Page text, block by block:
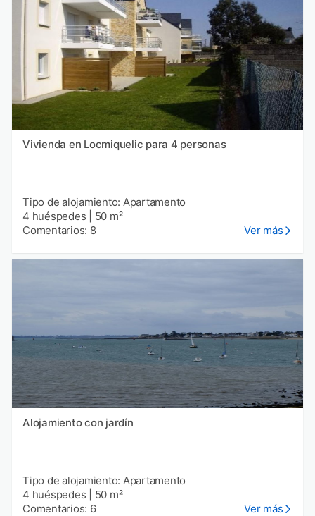
Vivienda en Locmiquelic para 4 personas
Tipo de alojamiento: Apartamento
4 huéspedes
50 m²
Comentarios: 8
Ver más
Alojamiento con jardín
Tipo de alojamiento: Apartamento
4 huéspedes
50 m²
Comentarios: 6
Ver más